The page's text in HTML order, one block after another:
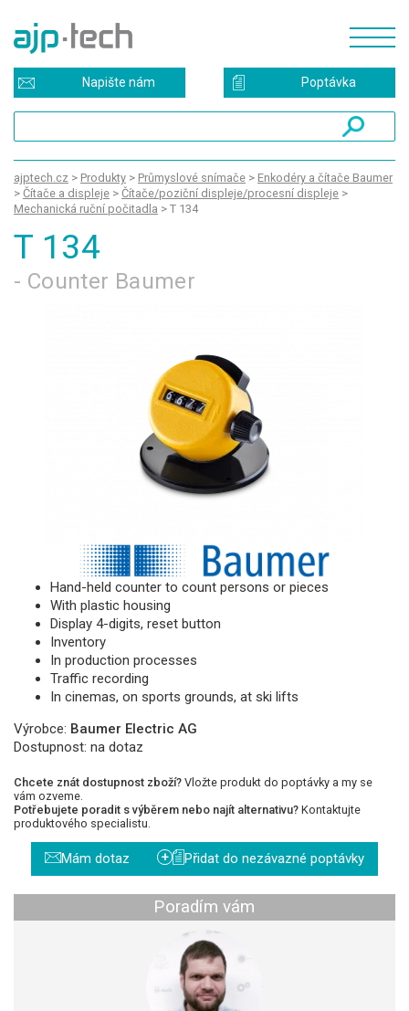
Poptávka
Napište nám
ajptech.cz > Produkty > Průmyslové snímače > Enkodéry a čítače Baumer
> Čítače a displeje > Čítače/poziční displeje/procesní displeje >
Mechanická ruční počitadla > T 134
T 134
- Counter Baumer
Hand-held counter to count persons or pieces
With plastic housing
Display 4-digits, reset button
Inventory
In production processes
Traffic recording
In cinemas, on sports grounds, at ski lifts
Výrobce: Baumer Electric AG
Dostupnost: na dotaz
Chcete znát dostupnost zboží? Vložte produkt do poptávky a my se
vám ozveme.
Potřebujete poradit s výběrem nebo najít alternativu? Kontaktujte
produktového specialistu.
Mám dotaz + Přidat do nezávazné poptávky
Poradím vám